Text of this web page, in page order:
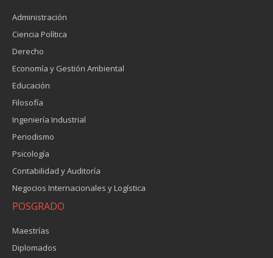
Administración
Ciencia Política
Derecho
Economía y Gestión Ambiental
Educación
Filosofía
Ingeniería Industrial
Periodismo
Psicología
Contabilidad y Auditoría
Negocios Internacionales y Logística
POSGRADO
Maestrías
Diplomados